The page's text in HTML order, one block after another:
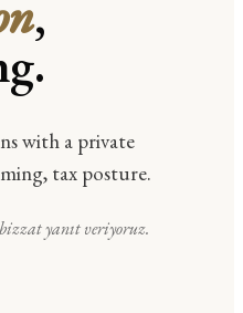
,
with a private
tax posture.
yanıt veriyoruz.